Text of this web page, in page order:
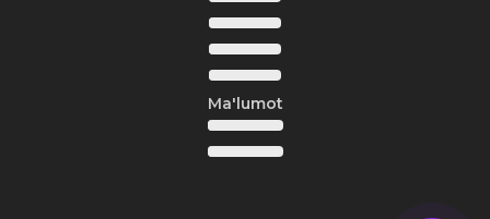
Ma'lumot